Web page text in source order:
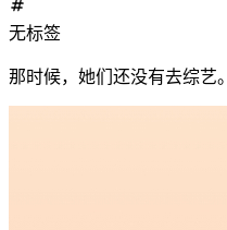
无标签
那时候，她们还没有去综艺。